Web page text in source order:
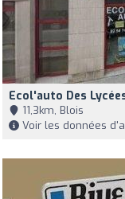
Ecol'auto Des
11,3km, Blois
Voir les données